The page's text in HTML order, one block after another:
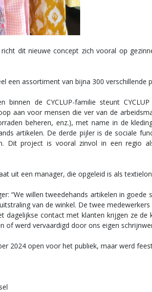
dit nieuwe concept zich vooral op
een assortiment van bijna 300 verschillende
binnen de CYCLUP-familie steunt
aan voor mensen die ver van de
beheren, enz.), met name in de
artikelen. De derde pijler is de sociale
Dit project is vooral zinvol in een regio
uit een manager, die opgeleid is als
“We willen tweedehands artikelen in
van de winkel. De twee
dagelijkse contact met klanten krijgen ze
of werd vervaardigd door ons eigen
2024 open voor het publiek, maar werd